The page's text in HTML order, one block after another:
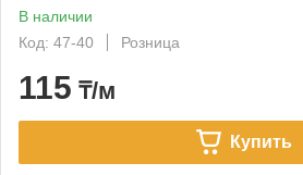
В наличии
Код: 47-40
Розница
115 ₸/м
Купить